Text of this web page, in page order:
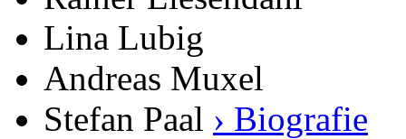
Lina Lubig
Andreas Muxel
Stefan Paal › Biografie